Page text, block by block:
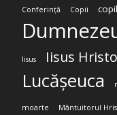
Conferință Copii copil
Iisus Iisus
Lucășeuca
moarte Mântuitorul